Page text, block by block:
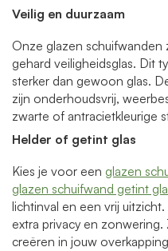
Veilig en duurzaam
Onze glazen schuifwanden
gehard veiligheidsglas. Dit
sterker dan gewoon glas.
zijn onderhoudsvrij,
zwarte of antracietkleurige
Helder of getint glas
Kies je voor een glazen
glazen schuifwand getint
lichtinval en een vrij
extra privacy en
creëren in jouw